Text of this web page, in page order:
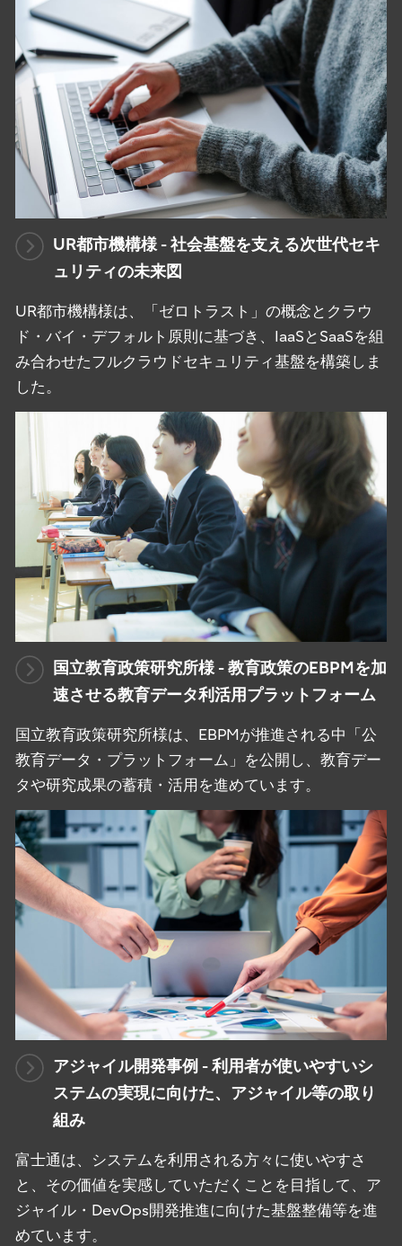
UR都市機構様 - 社会基盤を支える次世代セキ
ュリティの未来図
UR都市機構様は、「ゼロトラスト」の概念とクラウ
ド・バイ・デフォルト原則に基づき、IaaSとSaaSを組
み合わせたフルクラウドセキュリティ基盤を構築しま
した。
国立教育政策研究所様 - 教育政策のEBPMを加
速させる教育データ利活用プラットフォーム
国立教育政策研究所様は、EBPMが推進される中「公
教育データ・プラットフォーム」を公開し、教育デー
タや研究成果の蓄積・活用を進めています。
アジャイル開発事例 - 利用者が使いやすいシ
ステムの実現に向けた、アジャイル等の取り
組み
富士通は、システムを利用される方々に使いやすさ
と、その価値を実感していただくことを目指して、ア
ジャイル・DevOps開発推進に向けた基盤整備等を進
めています。